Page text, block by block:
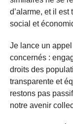
d’alarme, et il est
social et
Je lance un
concernés :
droits des
transparente et
restons pas
notre avenir